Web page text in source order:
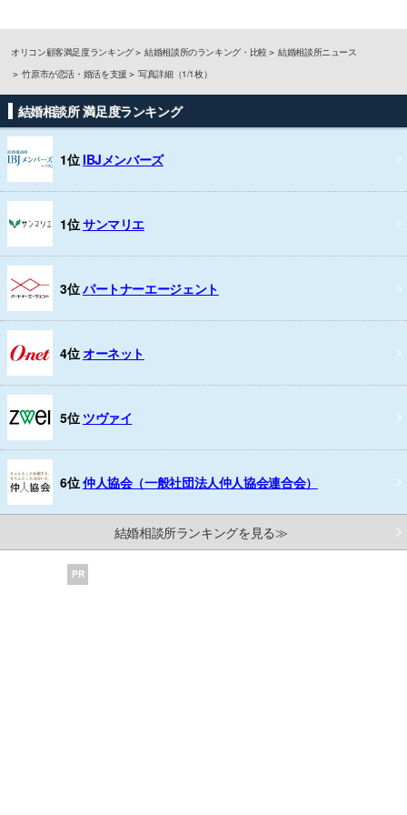
オリコン顧客満足度ランキング 結婚相談所のランキング・比較
結婚相談所ニュース
竹原市が恋活・婚活を支援
写真詳細（1/1枚）
結婚相談所 満足度ランキング
1位IBJメンバーズ
1位サンマリエ
3位パートナーエージェント
4位オーネット
5位 ツヴァイ
6位仲人協会（一般社団法人仲人協会連合会）
結婚相談所ランキングを見る≫
PR